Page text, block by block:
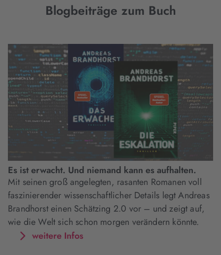
Blogbeiträge zum Buch
Es ist erwacht. Und niemand kann es aufhalten.
Mit seinen groß angelegten, rasanten Romanen voll
faszinierender wissenschaftlicher Details legt Andreas
Brandhorst einen Schätzing 2.0 vor – und zeigt auf,
wie die Welt sich schon morgen verändern könnte.
weitere Infos